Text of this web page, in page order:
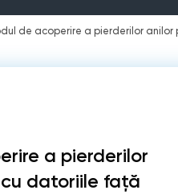
de acoperire a pierderilor
a pierderilor
datoriile față